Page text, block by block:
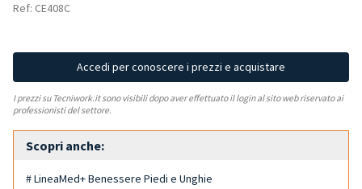
Ref: CE408C
Accedi per conoscere i prezzi e acquistare
I prezzi su Tecniwork.it sono visibili dopo aver effettuato il login al sito web riservato ai
professionisti del settore.
Scopri anche:
# LineaMed+ Benessere Piedi e Unghie